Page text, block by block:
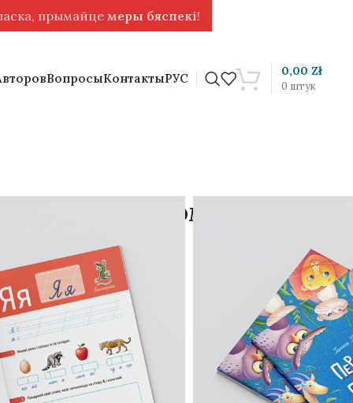
ВопросыКонтактыРУС
0 штук
0,00 Zł
белорусском
тетрадь с
[BLR]
прымайце меры бяспекі!